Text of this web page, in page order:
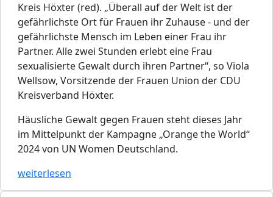
Kreis Höxter (red). „Überall auf der Welt ist der
gefährlichste Ort für Frauen ihr Zuhause - und der
gefährlichste Mensch im Leben einer Frau ihr
Partner. Alle zwei Stunden erlebt eine Frau
sexualisierte Gewalt durch ihren Partner“, so Viola
Wellsow, Vorsitzende der Frauen Union der CDU
Kreisverband Höxter.
Häusliche Gewalt gegen Frauen steht dieses Jahr
im Mittelpunkt der Kampagne „Orange the World“
2024 von UN Women Deutschland.
weiterlesen